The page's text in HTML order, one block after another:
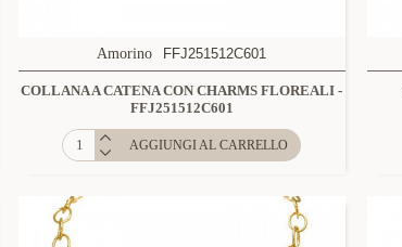
Amorino FFJ251512C601
COLLANA A CATENA CON CHARMS FLOREALI -
FFJ251512C601
AGGIUNGI AL CARRELLO